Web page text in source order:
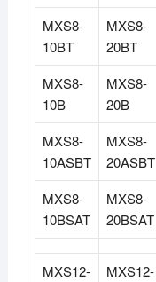
MXS8-
10BT
MXS8-
20BT
MXS8-
10B
MXS8-
20B
MXS8-
10ASBT
MXS8-
20ASBT
MXS8-
10BSAT
MXS8-
20BSAT
MXS12-
MXS12-